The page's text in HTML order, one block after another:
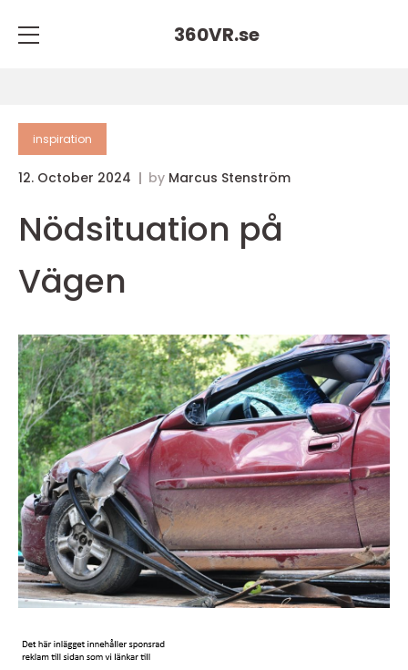
360VR.se
inspiration
12. October 2024 by Marcus Stenström
Nödsituation på
Vägen